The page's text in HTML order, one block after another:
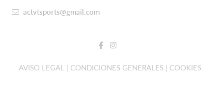
actvtsports@gmail.com
AVISO LEGAL | CONDICIONES GENERALES | COOKIES